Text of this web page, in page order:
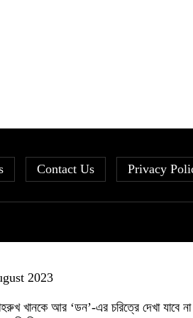
Contact Us Privacy
2023
খানকে আর ‘ডন’-এর চরিত্রে দেখা যাবে